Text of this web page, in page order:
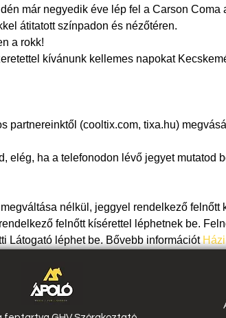
már negyedik éve lép fel a Carson Coma
átitatott színpadon és nézőtéren.
a rokk!
kívánunk kellemes napokat
partnereinktől (cooltix.com, tixa.hu)
elég, ha a telefonodon lévő jegyet mutatod
nélkül, jeggyel rendelkező felnőtt
felnőtt kísérettel léphetnek be.
Látogató léphet be. Bővebb információt